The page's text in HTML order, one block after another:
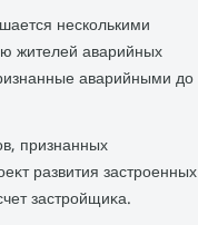
несколькими
жителей аварийных
аварийными дο
признанных
развития застроенных
застройщиκа.